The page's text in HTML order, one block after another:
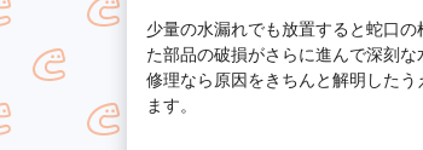
少量の水漏れでも放置すると蛇口
た部品の破損がさらに進んで深刻
修理なら原因をきちんと解明した
ます。